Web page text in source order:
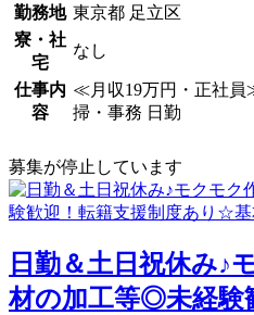
勤務地 東京都 足立区
寮・社
宅
なし
仕事内
容
≪月収19万円・正社
掃・事務 日勤
募集が停止しています
日勤＆土日祝休み♪
材の加工等◎未経験